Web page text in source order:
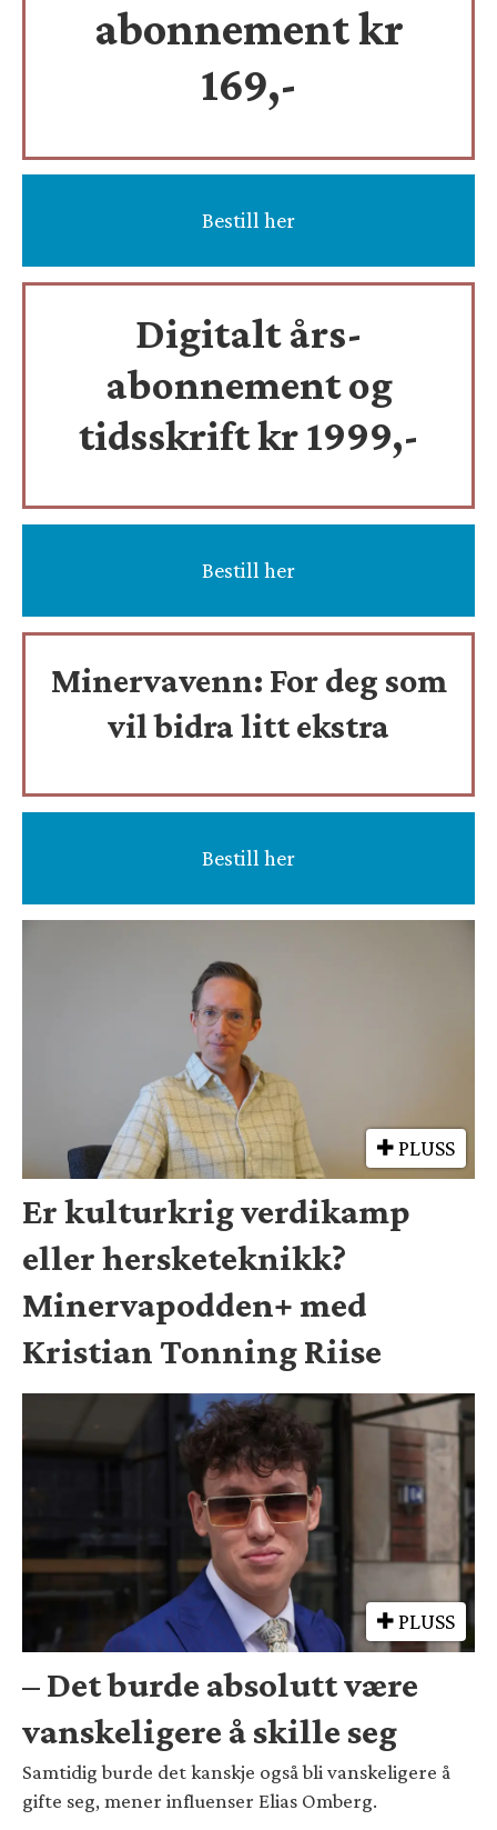
abonnement kr
169,-
Bestill her
Digitalt års-
abonnement og
tidsskriftkr 1999,-
Bestill her
Minervavenn: For deg som
vil bidra litt ekstra
Bestill her
PLUSS
Er kulturkrig verdikamp
eller hersketeknikk?
Minervapodden+ med
Kristian Tonning Riise
PLUSS
– Det burde absolutt være
vanskeligere å skille seg
Samtidig burde det kanskje også bli vanskeligere å
gifte seg, mener influenser Elias Omberg.